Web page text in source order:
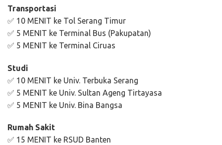
Transportasi
✅ 10 MENIT ke Tol Serang Timur
✅ 5 MENIT ke Terminal Bus (Pakupatan)
✅ 5 MENIT ke Terminal Ciruas
Studi
✅ 10 MENIT ke Univ. Terbuka Serang
✅ 5 MENIT ke Univ. Sultan Ageng Tirtayasa
✅ 5 MENIT ke Univ. Bina Bangsa
Rumah Sakit
✅ 15 MENIT ke RSUD Banten